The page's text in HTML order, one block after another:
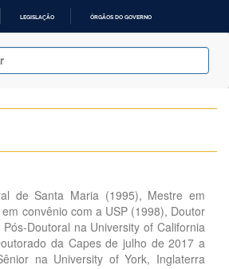
LEGISLAÇÃO ÓRGÃOS DO GOVERNO
de Santa Maria (1995), Mestre em
convênio com a USP (1998), Doutor
Doutoral na University of California
da Capes de julho de 2017 a
na University of York, Inglaterra